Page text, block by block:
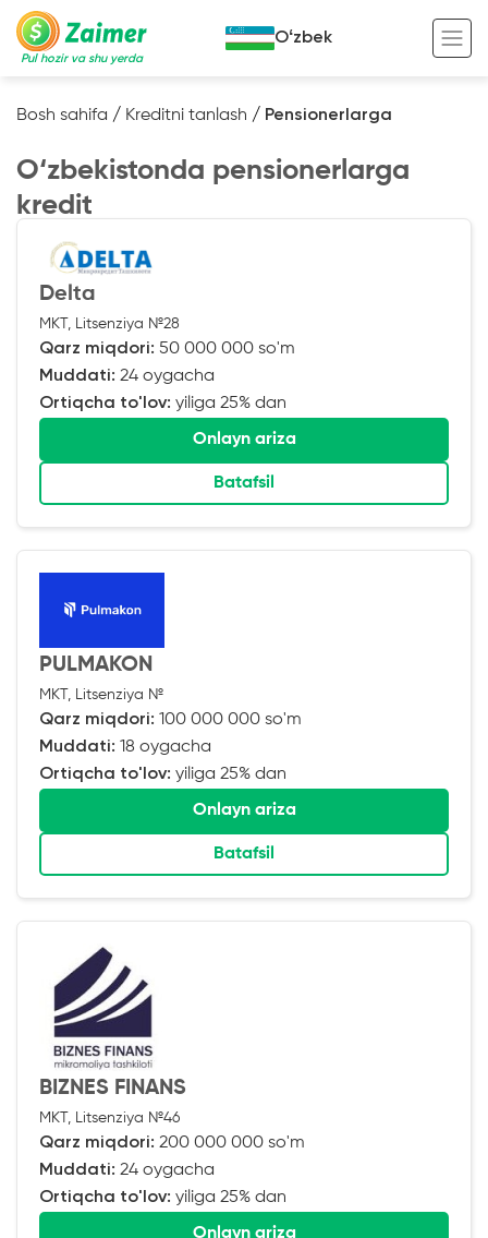
Pul hozir va shu yerda
Avto garov evaziga kredit
Maxsus texnika garov evaziga kredit
Kredit onlayn
Tadbirkorlar uchun onlayn kredit
O‘zini o‘zi band qilganlar uchun onlayn
kredit
Foydali
Kreditingizning hayotiy tsikli
Kalkulyator
Oʻzbek
Bosh sahifa / Kreditni tanlash / Pensionerlarga
O‘zbekistonda pensionerlarga
kredit
Delta
MKT, Litsenziya №28
Qarz miqdori: 50 000 000 so'm
Muddati: 24 oygacha
Ortiqcha to'lov: yiliga 25% dan
Onlayn ariza
Batafsil
PULMAKON
MKT, Litsenziya №
Qarz miqdori: 100 000 000 so'm
Muddati: 18 oygacha
Ortiqcha to'lov: yiliga 25% dan
Onlayn ariza
Batafsil
BIZNES FINANS
MKT, Litsenziya №46
Qarz miqdori: 200 000 000 so'm
Muddati: 24 oygacha
Ortiqcha to'lov: yiliga 25% dan
Onlayn ariza